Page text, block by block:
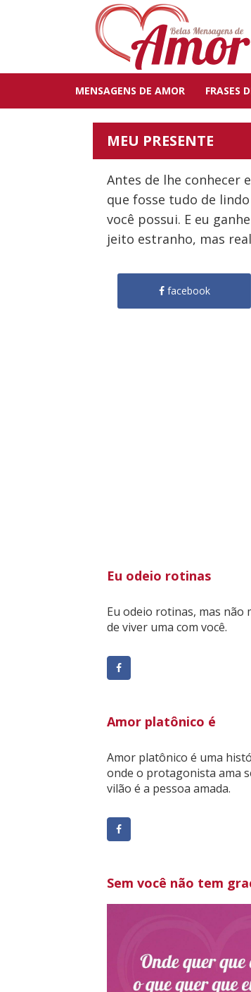
MENSAGENS DE AMOR FRASES
MEU PRESENTE
Antes de lhe conhecer
que fosse tudo de
você possui. E eu
jeito estranho, mas
facebook
Eu odeio rotinas
Eu odeio rotinas, mas não
de viver uma com você.
Amor platônico é
Amor platônico é uma
onde o protagonista ama
vilão é a pessoa amada.
Sem você não tem